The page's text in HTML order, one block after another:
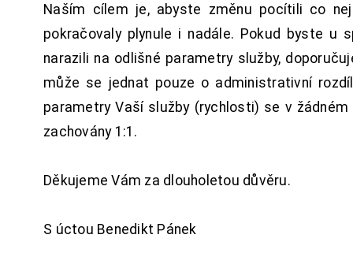
Naším cílem je, abyste změnu pocítili co
pokračovaly plynule i nadále. Pokud byste u
narazili na odlišné parametry služby,
může se jednat pouze o administrativní
parametry Vaší služby (rychlosti) se v
zachovány 1:1.
Děkujeme Vám za dlouholetou důvěru.
S úctou Benedikt Pánek